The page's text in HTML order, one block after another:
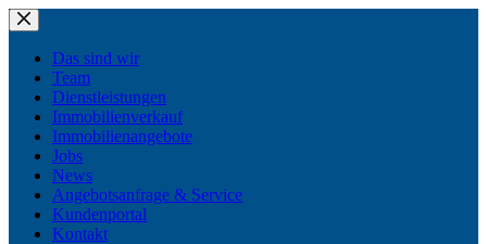
Zum
Inhalt
springenDas sind wir
Team
Dienstleistungen
Immobilienverkauf
Immobilienangebote
Jobs
News
Angebotsanfrage & Service
Kundenportal
Kontakt